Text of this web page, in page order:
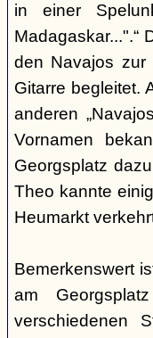
in einer
Madagaskar...".“
den Navajos zur
Gitarre begleitet.
anderen
Vornamen
Georgsplatz
Theo kannte
Heumarkt
Bemerkenswert
am
verschiedenen